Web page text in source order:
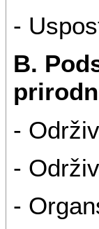
-
B.
-
-
-